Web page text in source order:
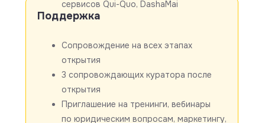
сервисов Qui-Quo, DashaMai
Поддержка
Сопровождение на всех этапах
открытия
3 сопровождающих куратора после
открытия
Приглашение на тренинги, вебинары
по юридическим вопросам, маркетингу,